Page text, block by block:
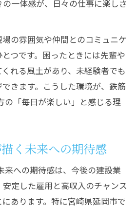
一体感が、日々の仕事に楽しさ
の雰囲気や仲間とのコミュニケ
つです。困ったときには先輩や
れる風土があり、未経験者でも
きます。こうした環境が、鉄筋
の「毎日が楽しい」と感じる理
く未来への期待感
来への期待感は、今後の建設業
定した雇用と高収入のチャンス
あります。特に宮崎県延岡市で